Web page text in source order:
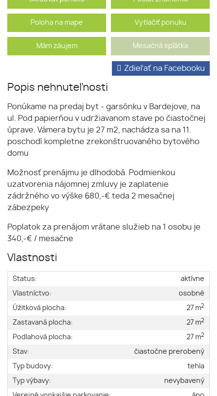
Poloha na mape Vytlačiť ponuku
Mám záujem Mesačná splátka
Popis nehnuteľnosti
Zdieľať na Facebooku
Ponúkame na predaj byt - garsónku v Bardejove, na
ul. Pod papierňou v udržiavanom stave po čiastočnej
úprave. Vámera bytu je 27 m2, nachádza sa na 11.
poschodí kompletne zrekonštruovaného bytového
domu
Možnosť prenájmu je dlhodobá. Podmienkou
uzatvorenia nájomnej zmluvy je zaplatenie
zádržného vo výške 680,-€ teda 2 mesačnej
zábezpeky
Poplatok za prenájom vrátane služieb na 1 osobu je
340,-€ / mesačne
Vlastnosti
Status:
aktívne
Vlastníctvo:
osobné
Úžitková plocha:
27 m2
Zastavaná plocha: 27 m2
Podlahová plocha: 27 m2
Stav:
čiastočne prerobený
Typ budovy:
tehla
Typ výbavy:
nevybavený